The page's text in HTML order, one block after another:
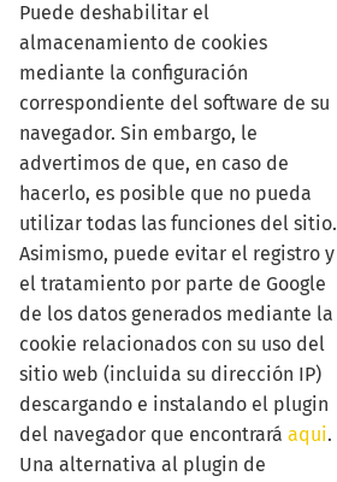
Puede deshabilitar el
almacenamiento de cookies
mediante la configuración
correspondiente del software de su
navegador. Sin embargo, le
advertimos de que, en caso de
hacerlo, es posible que no pueda
utilizar todas las funciones del sitio.
Asimismo, puede evitar el registro y
el tratamiento por parte de Google
de los datos generados mediante la
cookie relacionados con su uso del
sitio web (incluida su dirección IP)
descargando e instalando el plugin
del navegador que encontrará aqui.
Una alternativa al plugin de